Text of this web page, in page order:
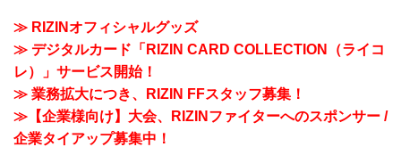
≫ RIZINオフィシャルグッズ
≫ デジタルカード「RIZIN CARD COLLECTION（ライコ
レ）」サービス開始！
≫ 業務拡大につき、RIZIN FFスタッフ募集！
≫【企業様向け】大会、RIZINファイターへのスポンサー /
企業タイアップ募集中！